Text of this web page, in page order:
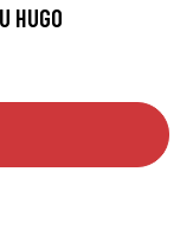
HUGO